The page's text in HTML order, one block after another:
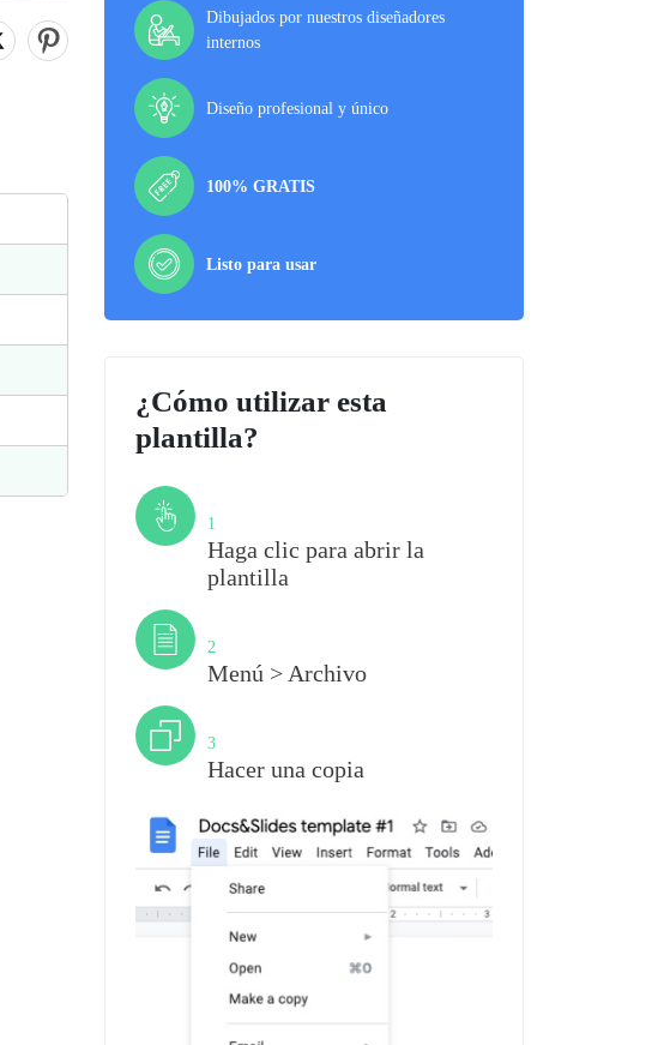
Dibujados por nuestros diseñadores
internos
Diseño profesional y único
100% GRATIS
Listo para usar
¿Cómo utilizar esta
plantilla?
1
Haga clic para abrir la
plantilla
2
Menú > Archivo
3
Hacer una copia